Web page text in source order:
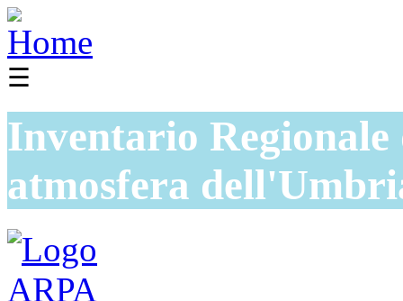
☰
Inventario
atmosfera